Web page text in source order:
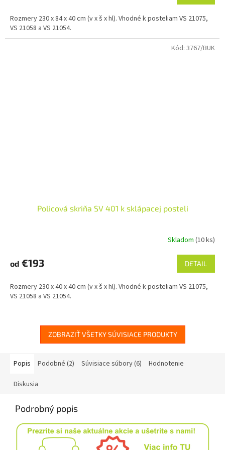
M
O
Rozmery 230 x 84 x 40 cm (v x š x hl). Vhodné k posteliam VS 21075,
VS 21058 a VS 21054.
Policová skriňa SV 401 k sklápacej posteli
Skladom (10 ks)
od €193 DETAIL
Rozmery 230 x 40 x 40 cm (v x š x hl). Vhodné k posteliam VS 21075,
VS 21058 a VS 21054.
Kód: 3767/BUK
ZOBRAZIŤ VŠETKY SÚVISIACE PRODUKTY
Popis Podobné (2) Súvisiace súbory (6) Hodnotenie
Diskusia
Podrobný popis